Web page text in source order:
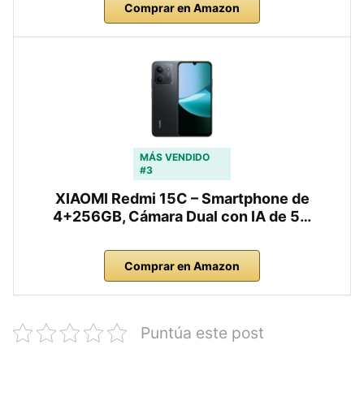
Comprar en Amazon
MÁS VENDIDO
#3
XIAOMI Redmi 15C – Smartphone de
4+256GB, Cámara Dual con IA de 5…
Comprar en Amazon
Puntúa este post